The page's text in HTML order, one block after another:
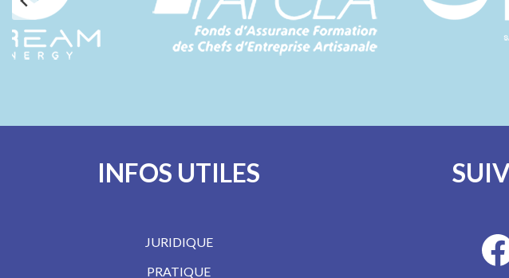
INFOS UTILES
JURIDIQUE
PRATIQUE